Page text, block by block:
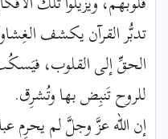
تدبُّر القرآن يكشف
الحقِّ إلى القلوب،
للروح تَنبِض بها وتُشرِق.
إن الله عزَّ وجلَّ لم يحرِم